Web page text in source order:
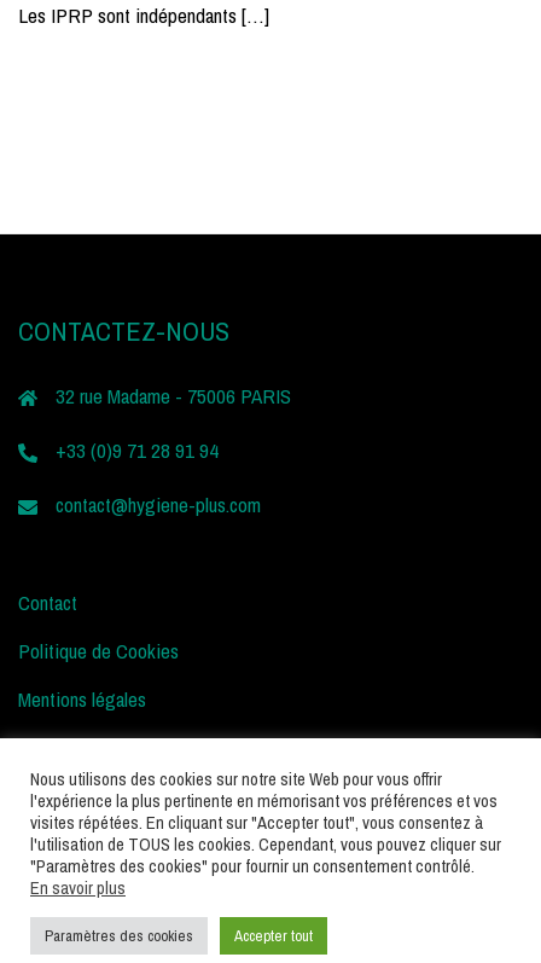
Les IPRP sont indépendants […]
CONTACTEZ-NOUS
32 rue Madame - 75006 PARIS
+33 (0)9 71 28 91 94
contact@hygiene-plus.com
Contact
Politique de Cookies
Mentions légales
Conditions d’Utilisation
Hygiène Plus – Tous droits réservés © 2025
Nous utilisons des cookies sur notre site Web pour vous offrir
l'expérience la plus pertinente en mémorisant vos préférences et vos
visites répétées. En cliquant sur "Accepter tout", vous consentez à
l'utilisation de TOUS les cookies. Cependant, vous pouvez cliquer sur
"Paramètres des cookies" pour fournir un consentement contrôlé.
En savoir plus
Paramètres des cookies Accepter tout